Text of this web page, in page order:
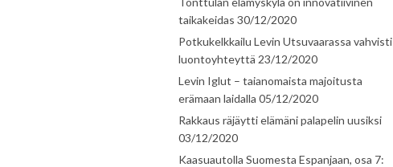
taikakeidas 30/12/2020
Potkukelkkailu Levin Utsuvaarassa vahvisti
luontoyhteyttä 23/12/2020
Levin Iglut – taianomaista majoitusta
erämaan laidalla 05/12/2020
Rakkaus räjäytti elämäni palapelin uusiksi
03/12/2020
Kaasuautolla Suomesta Espanjaan, osa 7: